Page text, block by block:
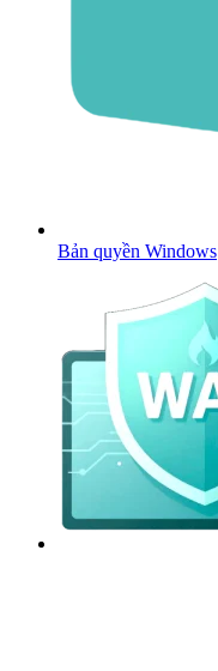
Bản quyền Windows